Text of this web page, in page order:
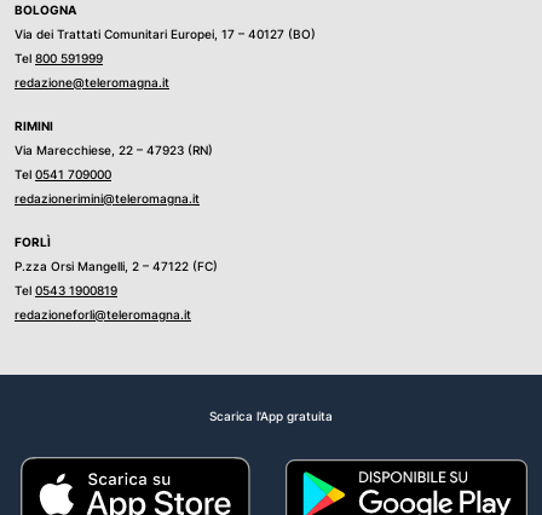
BOLOGNA
Via dei Trattati Comunitari Europei, 17 – 40127 (BO)
Tel 800 591999
redazione@teleromagna.it
RIMINI
Via Marecchiese, 22 – 47923 (RN)
Tel 0541 709000
redazionerimini@teleromagna.it
FORLÌ
P.zza Orsi Mangelli, 2 – 47122 (FC)
Tel 0543 1900819
redazioneforli@teleromagna.it
Scarica l'App gratuita